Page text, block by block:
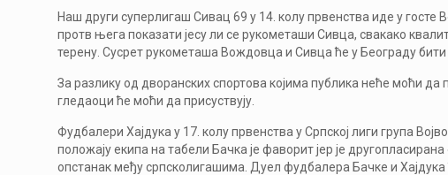
Наш други суперлигаш Сивац 69 у 14. колу првенства иде у
протв њега показати јесу ли се рукометаши Сивца, свакако
терену. Сусрет рукометаша Вождовца и Сивца ће у Београду бити
За разлику од дворанских спортова којима публика неће моћи да
гледаоци ће моћи да присуствују.
Фудбалери Хајдука у 17. колу првенства у Српској лиги група
положају екипа на табели Бачка је фаворит јер је
опстанак међу српсколигашима. Дуел фудбалера Бачке и